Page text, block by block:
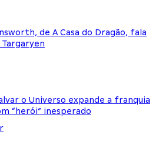
de A Casa do Dragão, fala
o Universo expande a franquia
“herói” inesperado